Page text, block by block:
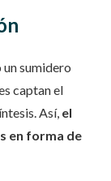
sumidero
captan el
Así, el
en forma de